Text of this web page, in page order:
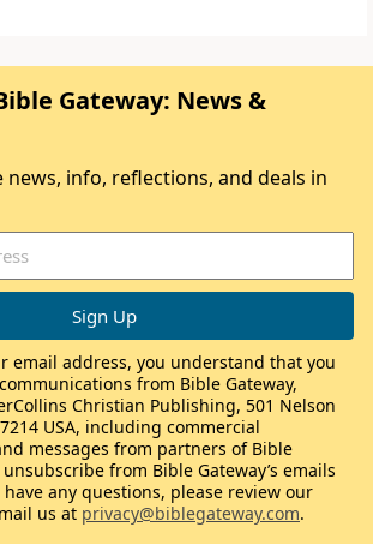
Gateway: News &
news, info, reflections, and deals in
email address, you understand that you
from Bible Gateway,
Christian Publishing, 501 Nelson
USA, including commercial
messages from partners of Bible
unsubscribe from Bible Gateway’s emails
any questions, please review our
us at privacy@biblegateway.com.